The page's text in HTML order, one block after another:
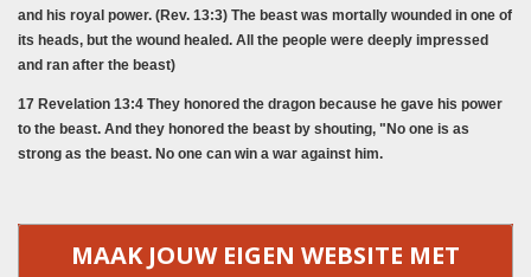
and his royal power. (Rev. 13:3) The beast was mortally wounded in one of
its heads, but the wound healed. All the people were deeply impressed
and ran after the beast)
17 Revelation 13:4 They honored the dragon because he gave his power
to the beast. And they honored the beast by shouting, "No one is as
strong as the beast. No one can win a war against him.
MAAK JOUW EIGEN WEBSITE MET